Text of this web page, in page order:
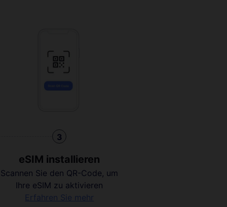
3
eSIM installieren
Scannen Sie den QR-Code, um
Ihre eSIM zu aktivieren
Erfahren Sie mehr